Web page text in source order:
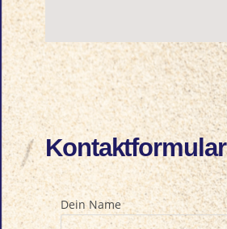
Kontaktformular
Dein Name